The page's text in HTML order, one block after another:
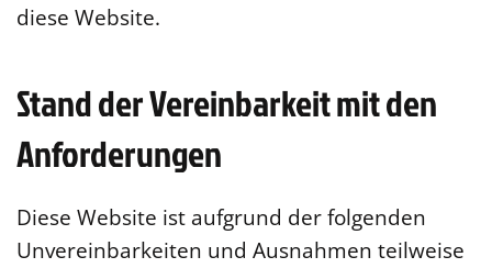
diese Website.
Stand der Vereinbarkeit mit den
Anforderungen
Diese Website ist aufgrund der folgenden
Unvereinbarkeiten und Ausnahmen teilweise